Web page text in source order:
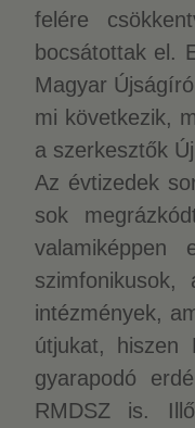
felére
bocsátottak el.
Magyar
mi következik,
a szerkesztők
Az évtizedek
sok
intézmények,
útjukat, hiszen
gyarapodó
RMDSZ is.